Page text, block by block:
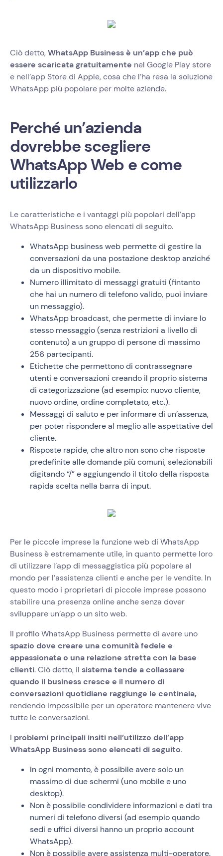
Ciò detto, WhatsApp Business è un’app che può
essere scaricata gratuitamente nel Google Play store
e nell’app Store di Apple, cosa che l’ha resa la soluzione
WhatsApp più popolare per molte aziende.
Perché un’azienda
dovrebbe scegliere
WhatsApp Web e come
utilizzarlo
Le caratteristiche e i vantaggi più popolari dell’app
WhatsApp Business sono elencati di seguito.
WhatsApp business web permette di gestire la
conversazioni da una postazione desktop anziché
da un dispositivo mobile.
Numero illimitato di messaggi gratuiti (fintanto
che hai un numero di telefono valido, puoi inviare
un messaggio).
WhatsApp broadcast, che permette di inviare lo
stesso messaggio (senza restrizioni a livello di
contenuto) a un gruppo di persone di massimo
256 partecipanti.
Etichette che permettono di contrassegnare
utenti e conversazioni creando il proprio sistema
di categorizzazione (ad esempio: nuovo cliente,
nuovo ordine, ordine completato, etc.).
Messaggi di saluto e per informare di un’assenza,
per poter rispondere al meglio alle aspettative del
cliente.
Risposte rapide, che altro non sono che risposte
predefinite alle domande più comuni, selezionabili
digitando “/” e aggiungendo il titolo della risposta
rapida scelta nella barra di input.
Per le piccole imprese la funzione web di WhatsApp
Business è estremamente utile, in quanto permette loro
di utilizzare l’app di messaggistica più popolare al
mondo per l’assistenza clienti e anche per le vendite. In
questo modo i proprietari di piccole imprese possono
stabilire una presenza online anche senza dover
sviluppare un’app o un sito web.
Il profilo WhatsApp Business permette di avere uno
spazio dove creare una comunità fedele e
appassionata o una relazione stretta con la base
clienti. Ciò detto, il sistema tende a collassare
quando il business cresce e il numero di
conversazioni quotidiane raggiunge le centinaia,
rendendo impossibile per un operatore mantenere vive
tutte le conversazioni.
I problemi principali insiti nell’utilizzo dell’app
WhatsApp Business sono elencati di seguito.
In ogni momento, è possibile avere solo un
massimo di due schermi (uno mobile e uno
desktop).
Non è possibile condividere informazioni e dati tra
numeri di telefono diversi (ad esempio quando
sedi e uffici diversi hanno un proprio account
WhatsApp).
Non è possibile avere assistenza multi-operatore.